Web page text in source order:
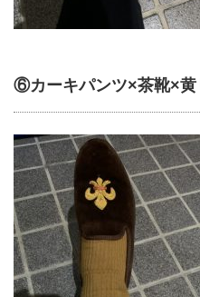
⑥カーキパンツ×茶靴×黄